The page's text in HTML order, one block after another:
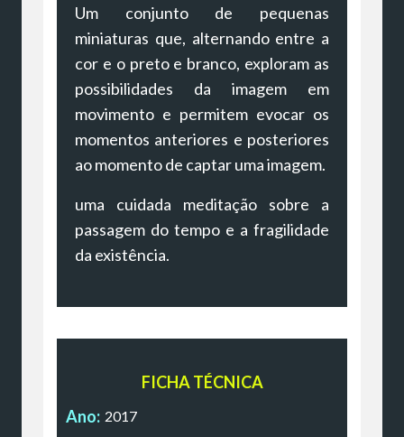
Um conjunto de pequenas
miniaturas que, alternando entre a
cor e o preto e branco, exploram as
possibilidades da imagem em
movimento e permitem evocar os
momentos anteriores e posteriores
ao momento de captar uma imagem.
uma cuidada meditação sobre a
passagem do tempo e a fragilidade
da existência.
FICHA TÉCNICA
Ano: 2017